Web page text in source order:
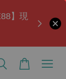
】現
全